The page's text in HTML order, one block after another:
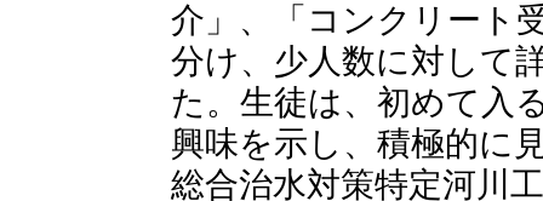
介」、「コンクリート
分け、少人数に対して
た。生徒は、初めて入
興味を示し、積極的に
総合治水対策特定河川